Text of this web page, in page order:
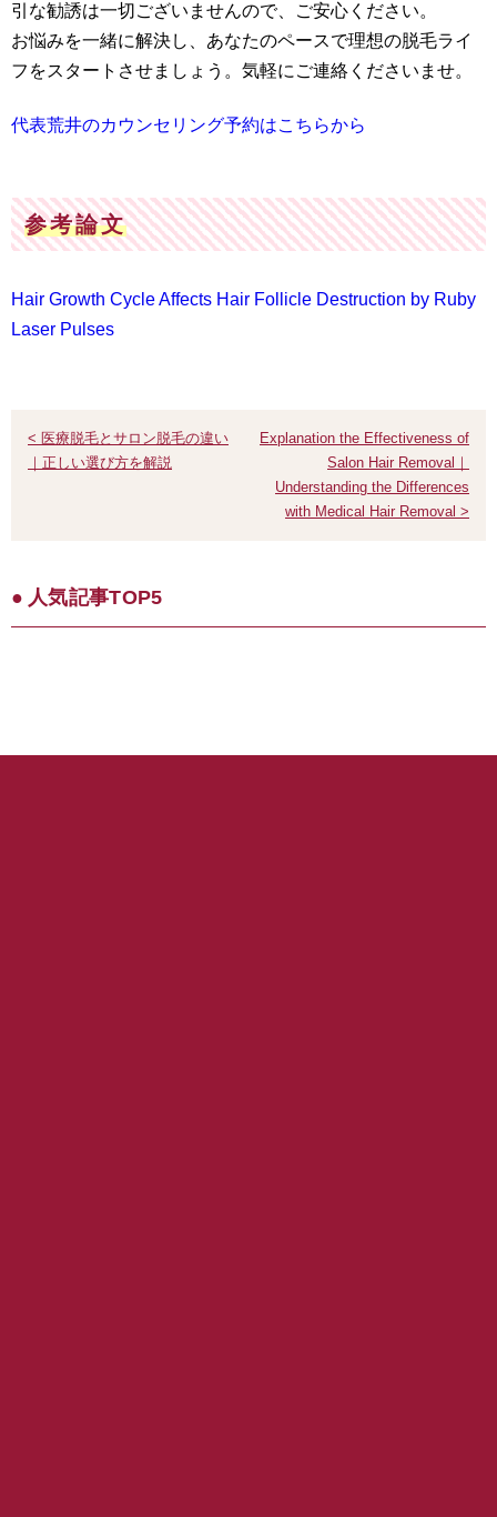
引な勧誘は一切ございませんので、ご安心ください。
お悩みを一緒に解決し、あなたのペースで理想の脱毛ライ
フをスタートさせましょう。気軽にご連絡くださいませ。
代表荒井のカウンセリング予約はこちらから
参考論文
Hair Growth Cycle Affects Hair Follicle Destruction by Ruby
Laser Pulses
< 医療脱毛とサロン脱毛の違い
｜正しい選び方を解説
Explanation the Effectiveness of
Salon Hair Removal｜
Understanding the Differences
with Medical Hair Removal >
人気記事TOP5